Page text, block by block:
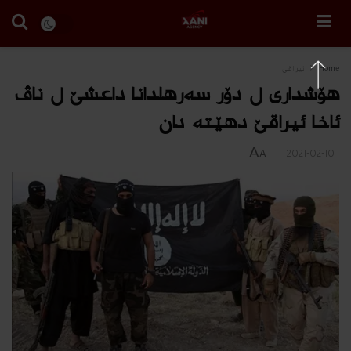
Home ئیراقی
هۆشدارى ل دۆر سه‌رهلدانا داعشێ ل ناڤ
ئاخا ئیراقێ دهێته‌ دان
A
A